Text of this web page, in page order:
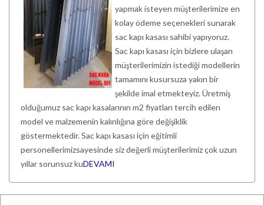
yapmak isteyen müşterilerimize en
kolay ödeme seçenekleri sunarak
sac kapı kasası sahibi yapıyoruz.
Sac kapı kasası için bizlere ulaşan
müşterilerimizin istediği modellerin
tamamını kusursuza yakın bir
şekilde imal etmekteyiz. Üretmiş
olduğumuz sac kapı kasalarının m2 fiyatları tercih edilen
model ve malzemenin kalınlığına göre değişiklik
göstermektedir. Sac kapı kasası için eğitimli
personellerimizsayesinde siz değerli müşterilerimiz çok uzun
yıllar sorunsuz kuDEVAMI